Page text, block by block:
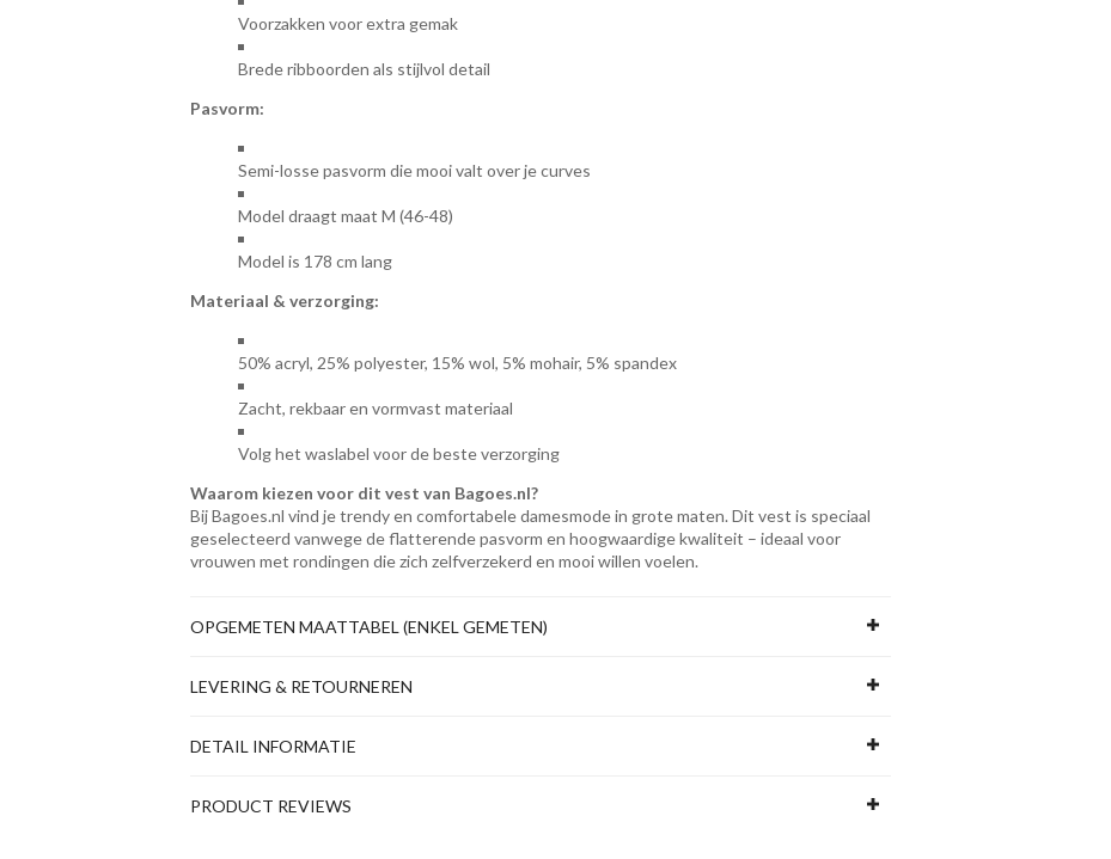
Voorzakken voor extra gemak
Brede ribboorden als stijlvol detail
Pasvorm:
Semi-losse pasvorm die mooi valt over je curves
Model draagt maat M (46-48)
Model is 178 cm lang
Materiaal & verzorging:
50% acryl, 25% polyester, 15% wol, 5% mohair, 5% spandex
Zacht, rekbaar en vormvast materiaal
Volg het waslabel voor de beste verzorging
Waarom kiezen voor dit vest van Bagoes.nl?
Bij Bagoes.nl vind je trendy en comfortabele damesmode in grote maten. Dit vest is speciaal
geselecteerd vanwege de flatterende pasvorm en hoogwaardige kwaliteit – ideaal voor
vrouwen met rondingen die zich zelfverzekerd en mooi willen voelen.
OPGEMETEN MAATTABEL (ENKEL GEMETEN)
LEVERING & RETOURNEREN
DETAIL INFORMATIE
PRODUCT REVIEWS